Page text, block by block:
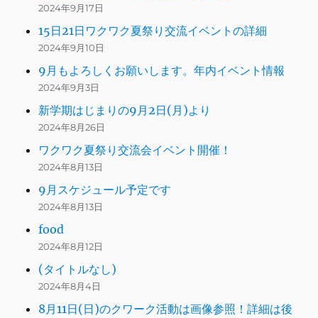
2024年9月17日
15日21日ワクワク夏祭り交流イベントの詳細
2024年9月10日
9月もよろしくお願いします。年内イベント情報
2024年9月3日
新学期はじまりの9月2日(月)より
2024年8月26日
ワクワク夏祭り交流会イベント開催！
2024年8月13日
9月スケジュール予定です
2024年8月13日
food
2024年8月12日
(タイトルなし)
2024年8月4日
8月11日(日)のクワーク活動は画像参照！詳細は後